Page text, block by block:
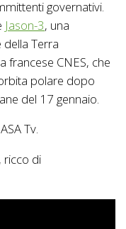
governativi.
Jason-3, una
Terra
francese CNES, che
polare dopo
del 17 gennaio.
Tv.
ricco di